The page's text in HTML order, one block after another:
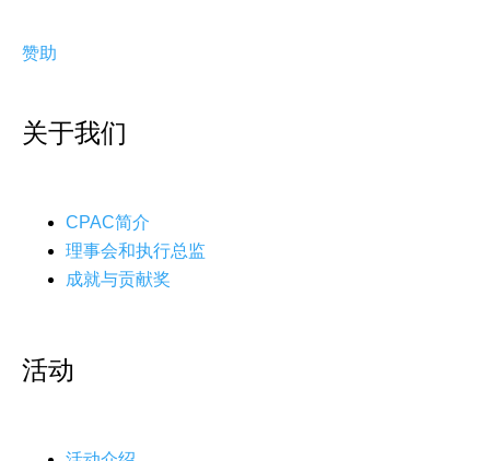
赞助
关于我们
CPAC简介
理事会和执行总监
成就与贡献奖
活动